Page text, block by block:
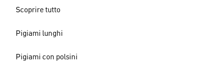
Scoprire tutto
Pigiami lunghi
Pigiami con polsini